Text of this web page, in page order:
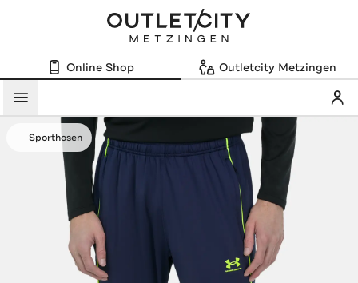
Online Shop Outletcity Metzingen
Menü
Sporthosen